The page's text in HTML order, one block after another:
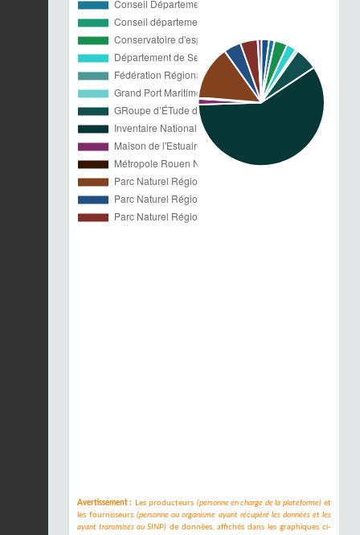
Avertissement : Les producteurs (personne en charge de la plateforme)et
les fournisseurs(personne ou organisme ayant récupéré les données et les
ayant transmises au SINP) de données, affichés dans les graphiques ci-